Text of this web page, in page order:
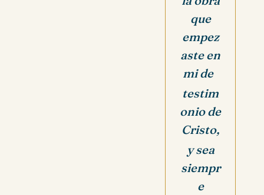
que
empez
aste en
mi de
testim
onio de
Cristo,
y sea
siempr
e